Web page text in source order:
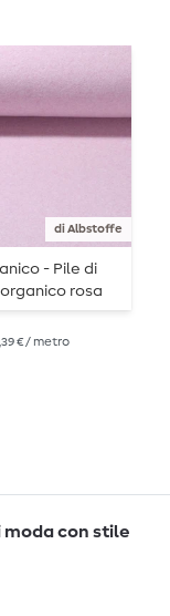
di Albstoffe
- Pile di
rosa
€ / metro
moda con stile